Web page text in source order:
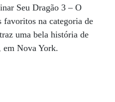
Seu Dragão 3 – O
na categoria de
uma bela história de
em Nova York.